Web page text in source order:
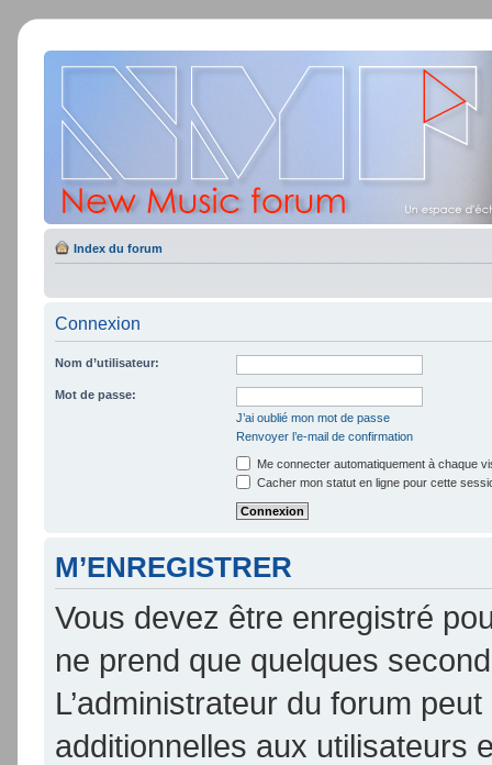
Index du forum
Connexion
Nom d’utilisateur:
Mot de passe:
J’ai oublié mon mot de passe
Renvoyer l’e-mail de confirmation
Me connecter automatiquement à chaque
Cacher mon statut en ligne pour cette
M’ENREGISTRER
Vous devez être enregistré
ne prend que quelques
L’administrateur du forum
additionnelles aux utilisateurs